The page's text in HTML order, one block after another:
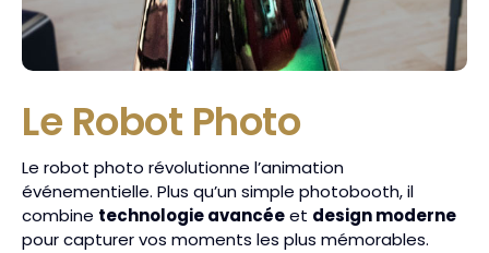
Le Robot Photo
Le robot photo révolutionne l’animation
événementielle. Plus qu’un simple photobooth, il
combine technologie avancéeet design moderne
pour capturer vos moments les plus mémorables.